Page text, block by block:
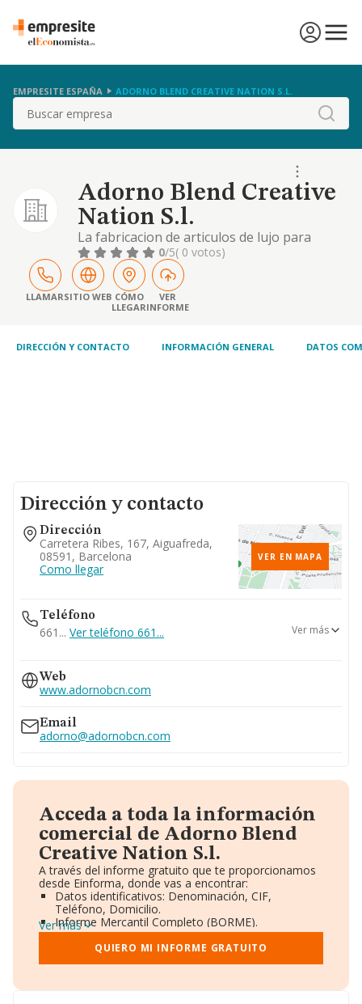
EMPRESITE ESPAÑA ADORNO BLEND CREATIVE NATION S.L.
Buscar
Adorno Blend Creative
Nation S.l.
La fabricacion de articulos de lujo para
adorno y el comercio al por mayor de
aparatos y material radioelectrico y
electronicos. la actividad principal sera la
fabricacion de articulos de lujo cnae 3299
0/5( 0 votos)
LLAMARSITIO WEB CÓMO
LLEGAR
VER
INFORME
DIRECCIÓN Y CONTACTO INFORMACIÓN GENERAL DATOS
Dirección y contacto
Dirección
Carretera Ribes, 167, Aiguafreda,
08591, Barcelona
Como llegar
VER EN MAPA
Teléfono
661... Ver teléfono 661...
938811586
Ver más
Web
www.adornobcn.com
Email
adorno@adornobcn.com
Acceda a toda la información
comercial de Adorno Blend
Creative Nation S.l.
A través del informe gratuito que te proporcionamos
desde Einforma, donde vas a encontrar:
Datos identificativos: Denominación, CIF,
Teléfono, Domicilio.
Informe Mercantil Completo (BORME).
Gráficos de Evolución Ventas y Empleados.
Consejo de Administración y Administradores.
Directivos y Ejecutivos.
Ver más
QUIERO MI INFORME GRATUITO